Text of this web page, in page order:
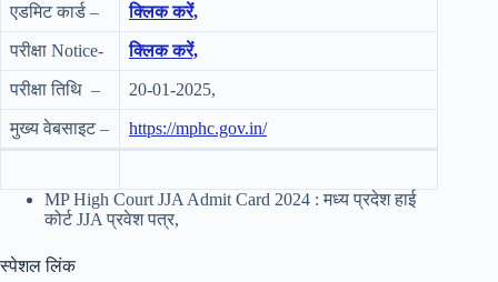
एडमिट कार्ड – क्लिक करें,
परीक्षा Notice- क्लिक करें,
परीक्षा तिथि – 20-01-2025,
मुख्य वेबसाइट – https://mphc.gov.in/
MP High Court JJA Admit Card 2024 : मध्य प्रदेश हाई
कोर्ट JJA प्रवेश पत्र,
स्पेशल लिंक